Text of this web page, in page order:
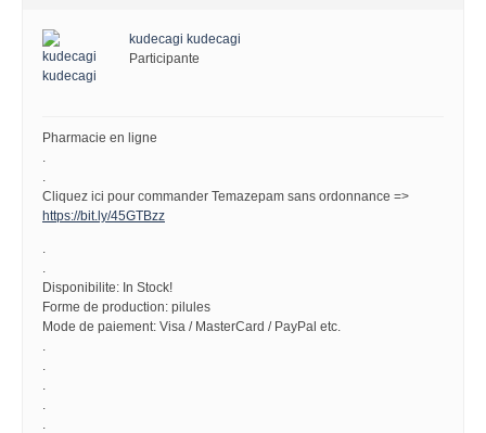
kudecagi kudecagi
Participante
Pharmacie en ligne
.
.
Cliquez ici pour commander Temazepam sans ordonnance =>
https://bit.ly/45GTBzz
.
.
Disponibilite: In Stock!
Forme de production: pilules
Mode de paiement: Visa / MasterCard / PayPal etc.
.
.
.
.
.